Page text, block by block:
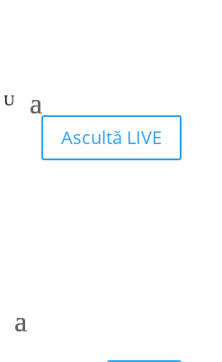
Ascultă LIVE